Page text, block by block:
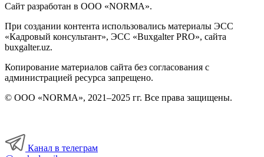
Сайт разработан в ООО «NORMA».
При создании контента использовались материалы ЭСС
«Кадровый консультант», ЭСС «Buxgalter PRO», сайта
buxgalter.uz.
Копирование материалов сайта без согласования с
администрацией ресурса запрещено.
© ООО «NORMA», 2021–2025 гг. Все права защищены.
Канал в телеграм